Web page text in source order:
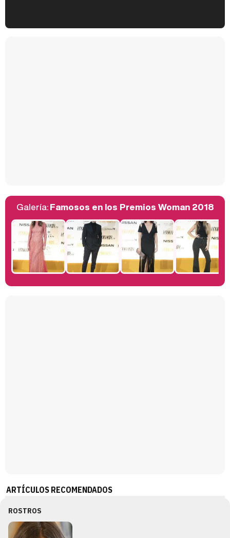
Belén Esteban: "Estoy emocionada, muy contenta y muy feliz por llegar a RTVE"
Manu Baqueiro: "Tuve como referente a Bruce Willis en 'Luz de Luna' para mi trabajo en la serie 'Perdiendo el juicio'"
Galería:Famosos en los Premios Woman 2018
ARTÍCULOS RECOMENDADOS
ROSTROS